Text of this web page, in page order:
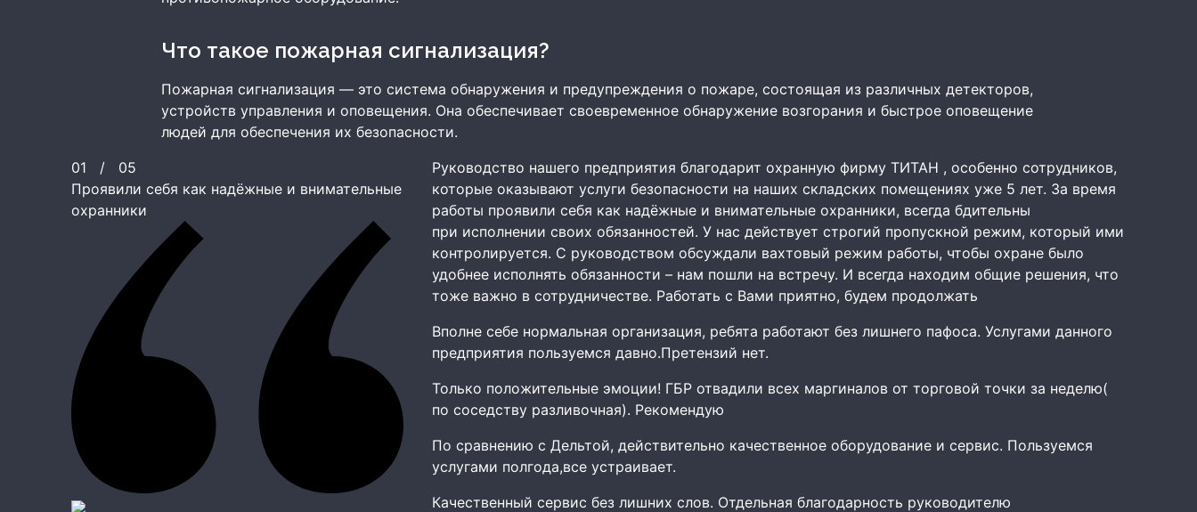
Что такое пожарная сигнализация?
Пожарная сигнализация — это система обнаружения и предупреждения о пожаре, состоящая из различных детекторов,
устройств управления и оповещения. Она обеспечивает своевременное обнаружение возгорания и быстрое оповещение
людей для обеспечения их безопасности.
01
/
05
Проявили себя как надёжные и внимательные
охранники
Руководство нашего предприятия благодарит охранную фирму ТИТАН , особенно сотрудников,
которые оказывают услуги безопасности на наших складских помещениях уже 5 лет. За время
работы проявили себя как надёжные и внимательные охранники, всегда бдительны
при исполнении своих обязанностей. У нас действует строгий пропускной режим, который ими
контролируется. С руководством обсуждали вахтовый режим работы, чтобы охране было
удобнее исполнять обязанности – нам пошли на встречу. И всегда находим общие решения, что
тоже важно в сотрудничестве. Работать с Вами приятно, будем продолжать
Вполне себе нормальная организация, ребята работают без лишнего пафоса. Услугами данного
предприятия пользуемся давно.Претензий нет.
Только положительные эмоции! ГБР отвадили всех маргиналов от торговой точки за неделю(
по соседству разливочная). Рекомендую
По сравнению с Дельтой, действительно качественное оборудование и сервис. Пользуемся
услугами полгода,все устраивает.
Качественный сервис без лишних слов. Отдельная благодарность руководителю